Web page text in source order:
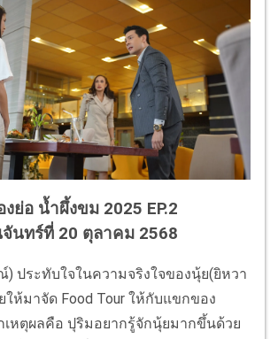
งย่อ น้ำผึ้งขม 2025 EP.2
นทร์ที่ 20 ตุลาคม 2568
ประทับใจในความจริงใจของนุ้ย(ยิหวา
ให้มาจัด Food Tour ให้กับแขกของ
เหตุผลคือ ปุริมอยากรู้จักนุ้ยมากขึ้นด้วย